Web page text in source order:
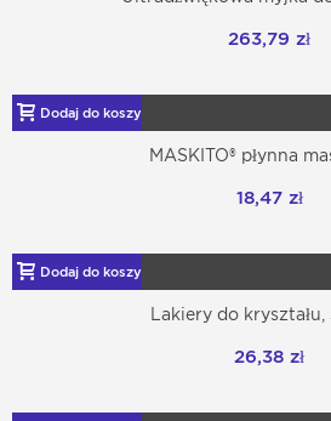
263,79 zł
Dodaj do koszyka
MASKITO® płynna
18,47 zł
Dodaj do koszyka
Lakiery do kryształu,
26,38 zł